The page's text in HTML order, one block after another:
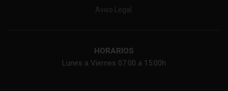
Aviso Legal
HORARIOS
Lunes a Viernes 07:00 a 15:00h